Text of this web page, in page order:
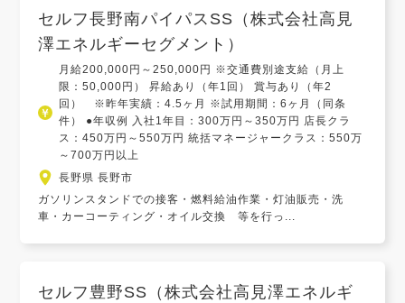
セルフ長野南パイパスSS（株式会社高見
澤エネルギーセグメント）
月給200,000円～250,000円 ※交通費別途支給（月上
限：50,000円） 昇給あり（年1回） 賞与あり（年2
回） ※昨年実績：4.5ヶ月 ※試用期間：6ヶ月（同条
件） ●年収例 入社1年目：300万円～350万円 店長クラ
ス：450万円～550万円 統括マネージャークラス：550万
～700万円以上
長野県 長野市
ガソリンスタンドでの接客・燃料給油作業・灯油販売・洗
車・カーコーティング・オイル交換 等を行っ...
セルフ豊野SS（株式会社高見澤エネルギ